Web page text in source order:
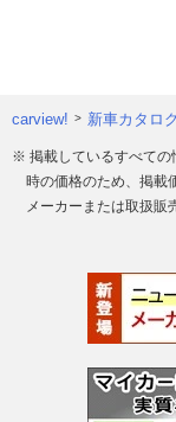
carview! 新車カタロ
※ 掲載しているすべての
時の価格のため、掲載
メーカーまたは取扱販